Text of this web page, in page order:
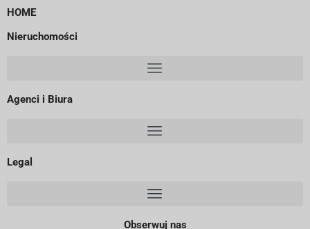
HOME
Nieruchomości
Agenci i Biura
Legal
Obserwuj nas